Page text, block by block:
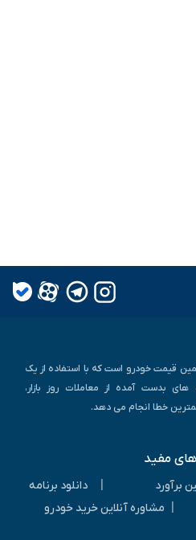
قیمت خودرو است که با استفاده از یک
بدست آمده از معاملات روز بازار،
خطا انجام می دهد.
مفید
برآورد
دانلود برنامه
مشاوره آنلاین خرید خودرو